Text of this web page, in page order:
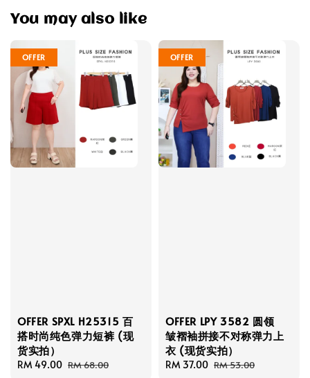
You may also like
OFFER
OFFER SPXL H25315 百
搭时尚纯色弹力短裤 (现
货实拍）
Sale
RM 49.00 Regular
RM 68.00
OFFER
OFFER LPY 3582 圆领
皱褶袖拼接不对称弹力上
衣 (现货实拍）
Sale
RM 37.00 Regular
RM 53.00